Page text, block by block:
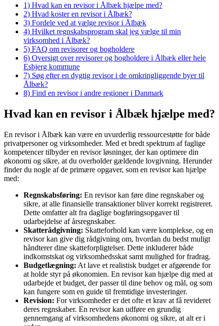
1) Hvad kan en revisor i Ålbæk hjælpe med?
2) Hvad koster en revisor i Ålbæk?
3) Fordele ved at vælge revisor i Ålbæk
4) Hvilket regnskabsprogram skal jeg vælge til min
virksomhed i Ålbæk?
5) FAQ om revisorer og bogholdere
6) Oversigt over revisorer og bogholdere i Ålbæk eller hele
Esbjerg kommune
7) Søg efter en dygtig revisor i de omkringliggende byer til
Ålbæk?
8) Find en revisor i andre regioner i Danmark
Hvad kan en revisor i Ålbæk hjælpe med?
En revisor i Ålbæk kan være en uvurderlig ressourcestøtte for både
privatpersoner og virksomheder. Med et bredt spektrum af faglige
kompetencer tilbyder en revisor løsninger, der kan optimere din
økonomi og sikre, at du overholder gældende lovgivning. Herunder
finder du nogle af de primære opgaver, som en revisor kan hjælpe
med:
Regnskabsføring: En revisor kan føre dine regnskaber og
sikre, at alle finansielle transaktioner bliver korrekt registreret.
Dette omfatter alt fra daglige bogføringsopgaver til
udarbejdelse af årsregnskaber.
Skatterådgivning: Skatteforhold kan være komplekse, og en
revisor kan give dig rådgivning om, hvordan du bedst muligt
håndterer dine skatteforpligtelser. Dette inkluderer både
indkomstskat og virksomhedsskat samt mulighed for fradrag.
Budgetlægning: At lave et realistisk budget er afgørende for
at holde styr på økonomien. En revisor kan hjælpe dig med at
udarbejde et budget, der passer til dine behov og mål, og som
kan fungere som en guide til fremtidige investeringer.
Revision: For virksomheder er det ofte et krav at få revideret
deres regnskaber. En revisor kan udføre en grundig
gennemgang af virksomhedens økonomi og sikre, at alt er i